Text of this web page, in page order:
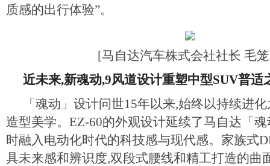
质感的出行体验”。
[马自达汽车株式会社社长 毛
近未来,新魂动,9风道设计重塑中型SUV普适
「魂动」设计问世15年以来,始终以持续进
造型美学。EZ-60的外观设计延续了马自达「
时融入电动化时代的科技感与现代感。家族式
具未来感和辨识度,双段式腰线和精工打造的曲